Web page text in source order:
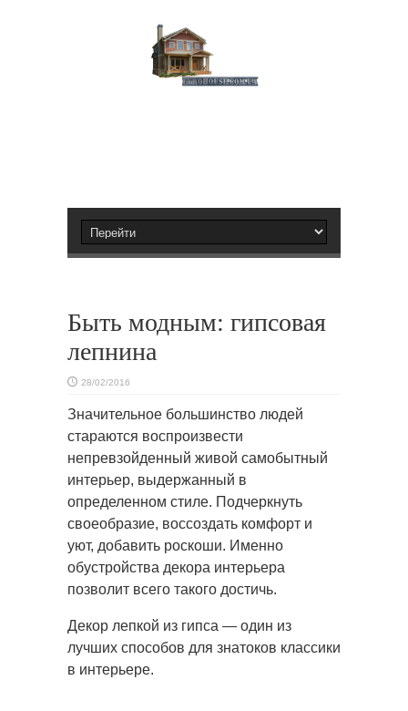
Быть модным: гипсовая
лепнина
28/02/2016
Значительное большинство людей
стараются воспроизвести
непревзойденный живой самобытный
интерьер, выдержанный в
определенном стиле. Подчеркнуть
своеобразие, воссоздать комфорт и
уют, добавить роскоши. Именно
обустройства декора интерьера
позволит всего такого достичь.
Декор лепкой из гипса — один из
лучших способов для знатоков классики
в интерьере.